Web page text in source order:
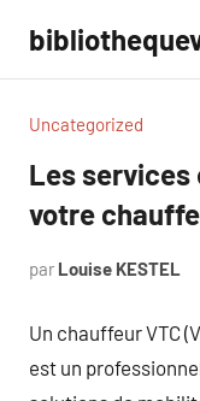
contenu
Uncategorized
Les
votre
par Louise KESTEL
Un chauffeur VTC
est un